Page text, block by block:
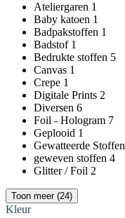
Ateliergaren 1
Baby katoen 1
Badpakstoffen 1
Badstof 1
Bedrukte stoffen 5
Canvas 1
Crepe 1
Digitale Prints 2
Diversen 6
Foil - Hologram 7
Geplooid 1
Gewatteerde Stoffen
geweven stoffen 4
Glitter / Foil 2
Toon meer (24)
Kleur